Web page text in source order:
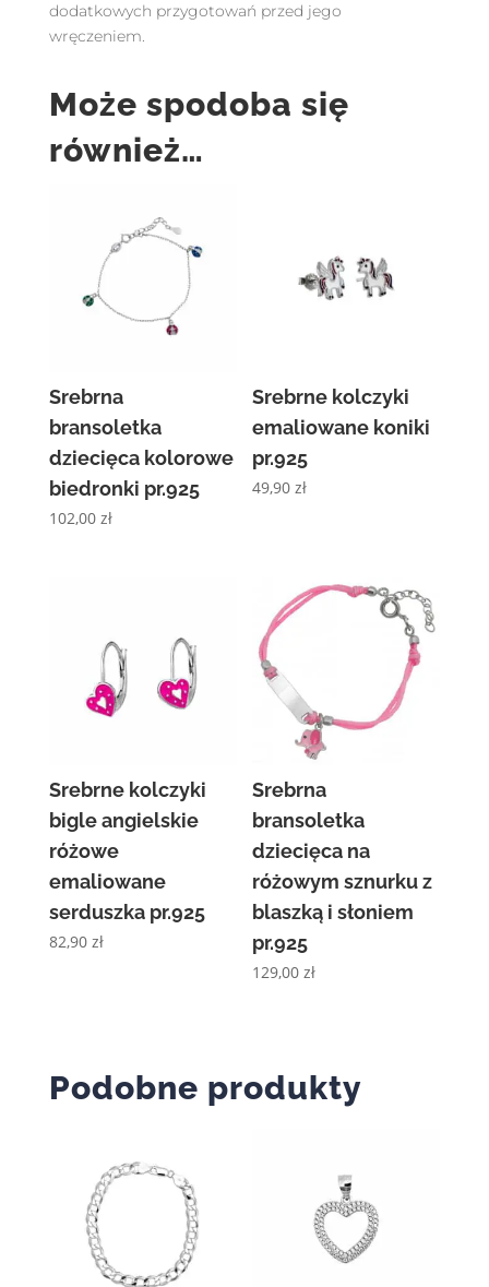
dodatkowych przygotowań przed jego
wręczeniem.
Może spodoba się
również…
Srebrna
bransoletka
dziecięca kolorowe
biedronki pr.925
102,00 zł
Srebrne kolczyki
emaliowane koniki
pr.925
49,90zł
Srebrne kolczyki
bigle angielskie
różowe
emaliowane
serduszka pr.925
82,90 zł
Srebrna
bransoletka
dziecięca na
różowym sznurku z
blaszką i słoniem
pr.925
129,00zł
Podobne produkty